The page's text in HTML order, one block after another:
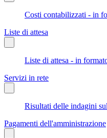
Costi contabilizzati - in
Liste di attesa
Liste di attesa - in
Servizi in rete
Risultati delle indagini
Pagamenti dell'amministrazione